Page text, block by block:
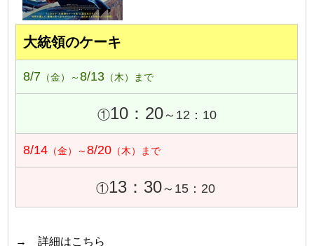
大統領のケーキ
8/7 （金）～8/13 （木）まで
①10：20～12：10
8/14 （金）～8/20 （木）まで
①13：30～15：20
→ 詳細はこちら